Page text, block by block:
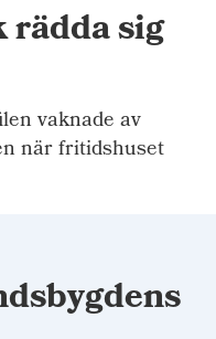
sig
vaknade av
när fritidshuset